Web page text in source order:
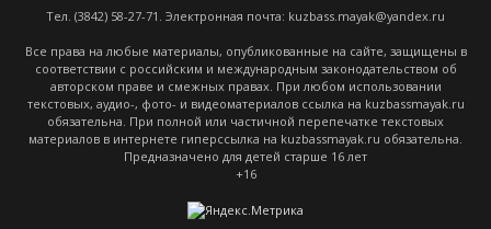
Тел. (3842) 58-27-71. Электронная почта: kuzbass.mayak@yandex.ru
Все права на любые материалы, опубликованные на сайте, защищены в
соответствии с российским и международным законодательством об
авторском праве и смежных правах. При любом использовании
текстовых, аудио-, фото- и видеоматериалов ссылка на kuzbassmayak.ru
обязательна. При полной или частичной перепечатке текстовых
материалов в интернете гиперссылка на kuzbassmayak.ru обязательна.
Предназначено для детей старше 16 лет
+16